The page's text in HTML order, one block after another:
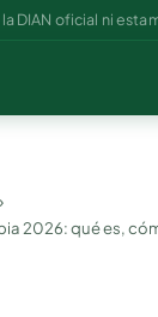
la DIAN oficial ni
›
2026: qué es,